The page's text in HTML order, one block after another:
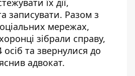
їх дії,
записувати. Разом з
мережах,
зібрали справу,
та звернулися до
адвокат.